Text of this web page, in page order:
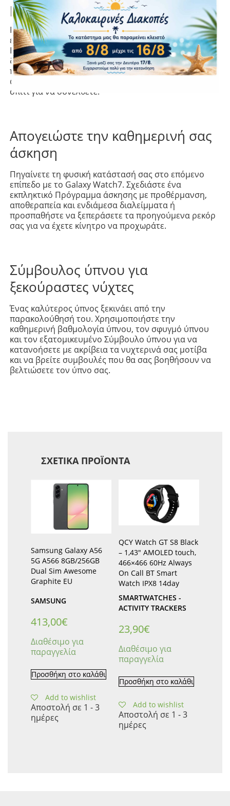
με τη Βαθμολογία ενέργειας
Κατανοήστε καλύτερα το σώμα σας και ξεκινήστε
έξυπνα τη μέρα σας με τη Βαθμολογία ενέργειας.
Ελέγξτε τον ύπνο, τον σφυγμό και τις καθημερινές
δραστηριότητές σας με τη Βαθμολογία ενέργειας και
προγραμματίστε κάθε μέρα σας. Δεν ξεκουραστήκατε
αρκετά; Αφήστε το γυμναστήριο και χαλαρώστε στο
σπίτι για να συνέλθετε.
Απογειώστε την καθημερινή σας
άσκηση
Πηγαίνετε τη φυσική κατάστασή σας στο επόμενο
επίπεδο με το Galaxy Watch7. Σχεδιάστε ένα
εκπληκτικό Πρόγραμμα άσκησης με προθέρμανση,
αποθεραπεία και ενδιάμεσα διαλείμματα ή
προσπαθήστε να ξεπεράσετε τα προηγούμενα ρεκόρ
σας για να έχετε κίνητρο να προχωράτε.
Σύμβουλος ύπνου για
ξεκούραστες νύχτες
Ένας καλύτερος ύπνος ξεκινάει από την
παρακολούθησή του. Χρησιμοποιήστε την
καθημερινή βαθμολογία ύπνου, τον σφυγμό ύπνου
και τον εξατομικευμένο Σύμβουλο ύπνου για να
κατανοήσετε με ακρίβεια τα νυχτερινά σας μοτίβα
και να βρείτε συμβουλές που θα σας βοηθήσουν να
βελτιώσετε τον ύπνο σας.
ΣΧΕΤΙΚΆ ΠΡΟΪΌΝΤΑ
Samsung Galaxy A56
5G A566 8GB/256GB
Dual Sim Awesome
Graphite EU
SAMSUNG
413,00€
Διαθέσιμο για
παραγγελία
Προσθήκη στο καλάθι
Add to wishlist
Αποστολή σε 1 - 3
ημέρες
QCY Watch GT S8 Black
– 1,43″ AMOLED touch,
466×466 60Hz Always
On Call BT Smart
Watch IPX8 14day
SMARTWATCHES -
ACTIVITY TRACKERS
23,90€
Διαθέσιμο για
παραγγελία
Προσθήκη στο καλάθι
Add to wishlist
Αποστολή σε 1 - 3
ημέρες